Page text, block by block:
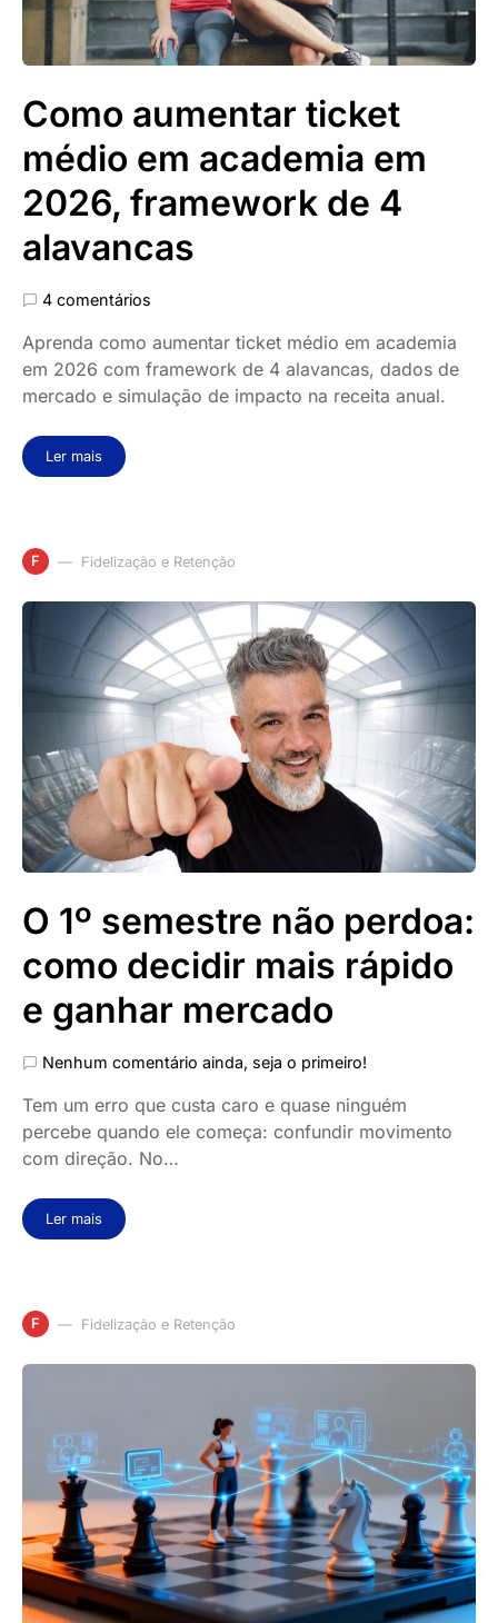
Como aumentar ticket
médio em academia em
2026, framework de 4
alavancas
4 comentários
Aprenda como aumentar ticket médio em academia
em 2026 com framework de 4 alavancas, dados de
mercado e simulação de impacto na receita anual.
Ler mais
F Fidelização e Retenção
O 1º semestre não perdoa:
como decidir mais rápido
e ganhar mercado
Nenhum comentário ainda, seja o primeiro!
Tem um erro que custa caro e quase ninguém
percebe quando ele começa: confundir movimento
com direção. No…
Ler mais
F Fidelização e Retenção